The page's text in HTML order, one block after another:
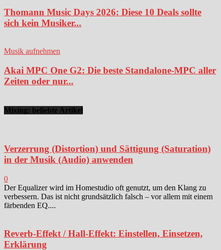
Thomann Music Days 2026: Diese 10 Deals sollte
sich kein Musiker...
Musik aufnehmen
Akai MPC One G2: Die beste Standalone-MPC aller
Zeiten oder nur...
Mixing: beliebte Artikel
Verzerrung (Distortion) und Sättigung (Saturation)
in der Musik (Audio) anwenden
0
Der Equalizer wird im Homestudio oft genutzt, um den Klang zu
verbessern. Das ist nicht grundsätzlich falsch – vor allem mit einem
färbenden EQ....
Reverb-Effekt / Hall-Effekt: Einstellen, Einsetzen,
Erklärung